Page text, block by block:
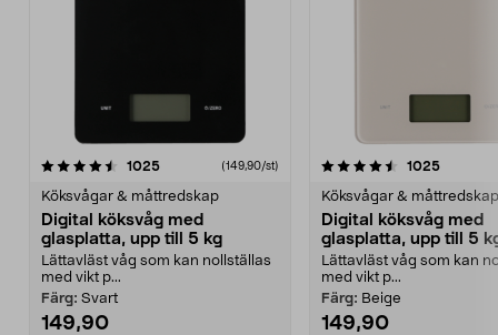
1025recensioner(149,90/st)
Köksvågar & måttredskap
Digital köksvåg med
glasplatta, upp till 5 kg
Lättavläst våg som kan nollställas
med vikt p...
Färg: Svart
149,90
4.5 av 5 stjärnor 1025
Köksvågar & måttredskap
Digital köksvåg med
glasplatta, upp till 5
Lättavläst våg som kan
med vikt p...
Färg: Beige
149,90
0.0 av 5 stjärnor